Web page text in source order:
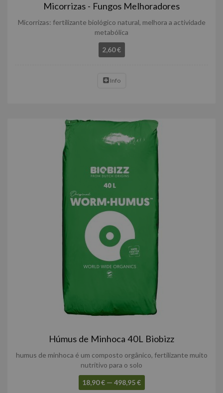
Micorrizas - Fungos Melhoradores
Micorrizas: fertilizante biológico natural, melhora a actividade
metabólica
2,60 €
Info
Húmus de Minhoca 40L Biobizz
humus de minhoca é um composto orgânico, fertilizante muito
nutritivo para o solo
18,90 € — 498,95 €